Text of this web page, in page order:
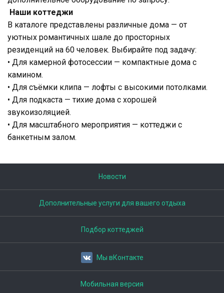
Наши коттеджи
В каталоге представлены различные дома — от
уютных романтичных шале до просторных
резиденций на 60 человек. Выбирайте под задачу:
• Для камерной фотосессии — компактные дома с
камином.
• Для съёмки клипа — лофты с высокими потолками.
• Для подкаста — тихие дома с хорошей
звукоизоляцией.
• Для масштабного мероприятия — коттеджи с
банкетным залом.
Новости
Дополнительные услуги для вашего отдыха
Подбор коттеджей
Мы вКонтакте
Мобильная версия